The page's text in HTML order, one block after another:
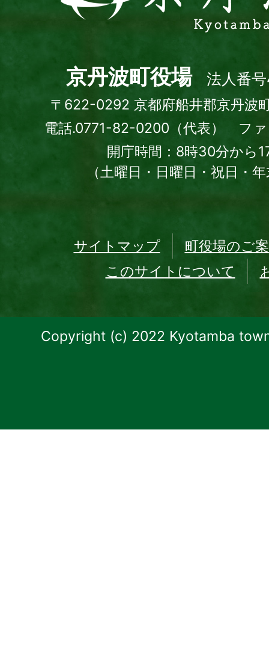
波
town
京丹波町役場 法人番
〒622-0292 京都府船井郡京丹波
電話.0771-82-0200（代表） フ
開庁時間：8時30分から
（土曜日・日曜日・祝日・
サイトマップ
町役場のご
このサイトについて
Copyright (c) 2022 Kyotamba